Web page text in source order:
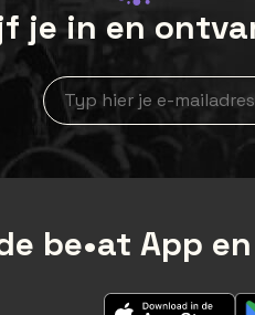
je in en
Nieuwsbrief aanmelding
be•at App